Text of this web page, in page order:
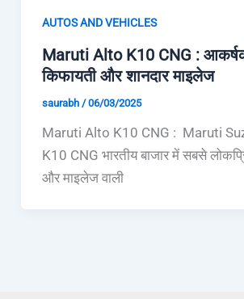
AUTOS AND VEHICLES
Maruti Alto K10 CNG :
किफायती और शानदार माइलेज
saurabh /06/03/2025
Maruti Alto K10 CNG : Maruti
K10 CNG भारतीय बाजार में सबसे
और माइलेज वाली